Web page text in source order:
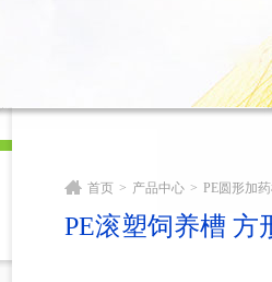
首页 > 产品中心 > PE圆形加
PE滚塑饲养槽 方